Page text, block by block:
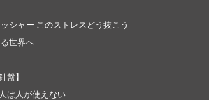
シャー このストレスどう抜こう
世界へ
盤】
は人が使えない